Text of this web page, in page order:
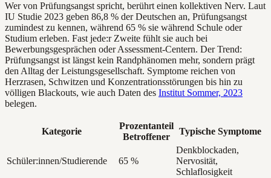
Wer von Prüfungsangst spricht, berührt einen kollektiven Nerv. Laut
IU Studie 2023 geben 86,8 % der Deutschen an, Prüfungsangst
zumindest zu kennen, während 65 % sie während Schule oder
Studium erleben. Fast jede:r Zweite fühlt sie auch bei
Bewerbungsgesprächen oder Assessment-Centern. Der Trend:
Prüfungsangst ist längst kein Randphänomen mehr, sondern prägt
den Alltag der Leistungsgesellschaft. Symptome reichen von
Herzrasen, Schwitzen und Konzentrationsstörungen bis hin zu
völligen Blackouts, wie auch Daten des Institut Sommer, 2023
belegen.
Kategorie
Prozentanteil
Betroffener
Typische Symptome
Schüler:innen/Studierende 65 %
Denkblockaden,
Nervosität,
Schlaflosigkeit